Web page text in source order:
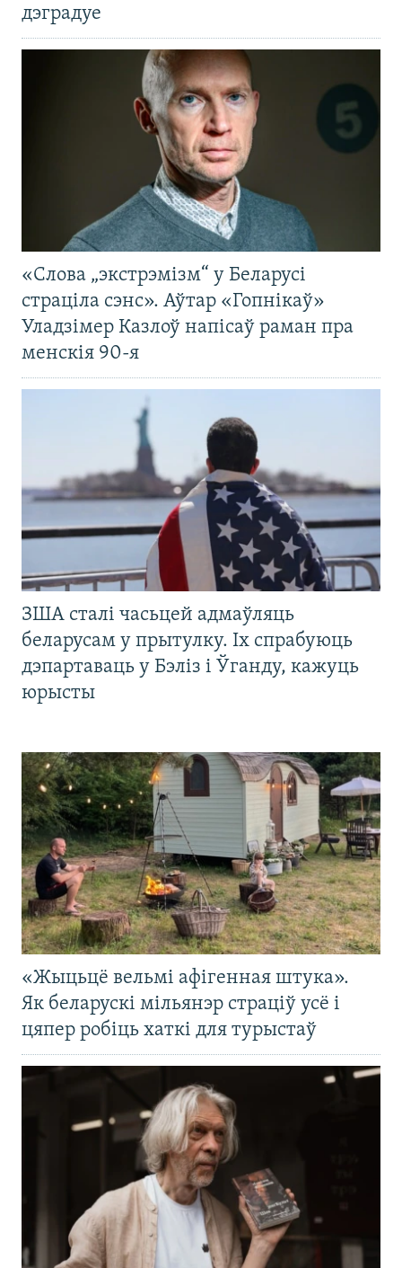
дэградуе
«Слова „экстрэмізм“ у Беларусі
страціла сэнс». Аўтар «Гопнікаў»
Уладзімер Казлоў напісаў раман пра
менскія 90-я
ЗША сталі часьцей адмаўляць
беларусам у прытулку. Іх спрабуюць
дэпартаваць у Бэліз і Ўганду, кажуць
юрысты
«Жыцьцё вельмі афігенная штука».
Як беларускі мільянэр страціў усё і
цяпер робіць хаткі для турыстаў